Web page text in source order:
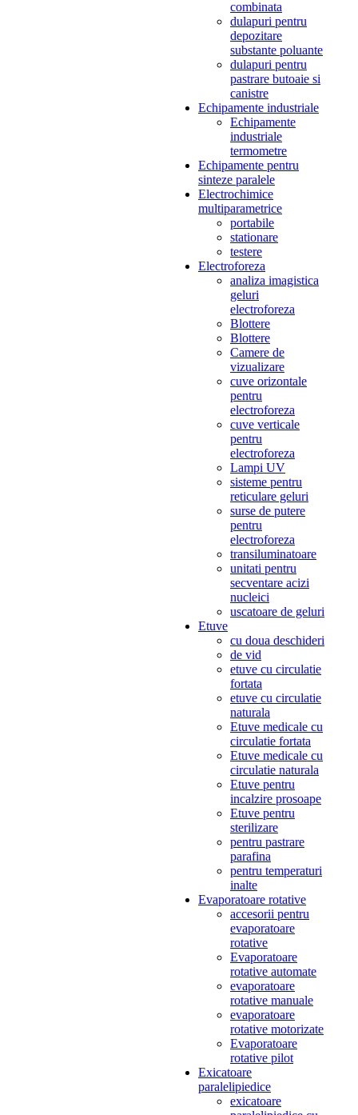
combinata
dulapuri pentru
depozitare
substante poluante
dulapuri pentru
pastrare butoaie si
canistre
Echipamente industriale
Echipamente
industriale
termometre
Echipamente pentru
sinteze paralele
Electrochimice
multiparametrice
portabile
stationare
testere
Electroforeza
analiza imagistica
geluri
electroforeza
Blottere
Blottere
Camere de
vizualizare
cuve orizontale
pentru
electroforeza
cuve verticale
pentru
electroforeza
Lampi UV
sisteme pentru
reticulare geluri
surse de putere
pentru
electroforeza
transiluminatoare
unitati pentru
secventare acizi
nucleici
uscatoare de geluri
Etuve
cu doua deschideri
de vid
etuve cu circulatie
fortata
etuve cu circulatie
naturala
Etuve medicale cu
circulatie fortata
Etuve medicale cu
circulatie naturala
Etuve pentru
incalzire prosoape
Etuve pentru
sterilizare
pentru pastrare
parafina
pentru temperaturi
inalte
Evaporatoare rotative
accesorii pentru
evaporatoare
rotative
Evaporatoare
rotative automate
evaporatoare
rotative manuale
evaporatoare
rotative motorizate
Evaporatoare
rotative pilot
Exicatoare
paralelipiedice
exicatoare